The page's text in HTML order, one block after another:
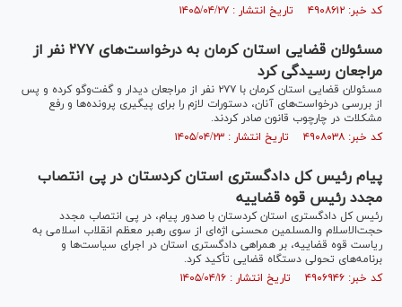
کد خبر: ۴۹۰۸۶۱۲ تاریخ انتشار : ۱۴۰۵/۰۴/۲۷
مسئولان قضایی استان کرمان به درخواست‌های ۲۷۷ نفر از
مراجعان رسیدگی کرد
مسئولان قضایی استان کرمان با ۲۷۷ نفر از مراجعان دیدار و گفت‌و‌گو کرده و پس
از بررسی درخواست‌های آنان، دستورات لازم را برای پیگیری پرونده‌ها و رفع
مشکلات در چارچوب قانون صادر کردند.
کد خبر: ۴۹۰۸۰۳۸ تاریخ انتشار : ۱۴۰۵/۰۴/۲۳
پیام رئیس کل دادگستری استان کردستان در پی انتصاب
مجدد رئیس قوه قضاییه
رئیس کل دادگستری استان کردستان با صدور پیام، در پی انتصاب مجدد
حجت‌الاسلام والمسلمین محسنی اژه‌ای از سوی رهبر معظم انقلاب اسلامی به
ریاست قوه قضاییه، بر همراهی دادگستری استان در اجرای سیاست‌ها و
برنامه‌های تحولی دستگاه قضایی تأکید کرد.
کد خبر: ۴۹۰۶۹۴۶ تاریخ انتشار : ۱۴۰۵/۰۴/۱۶